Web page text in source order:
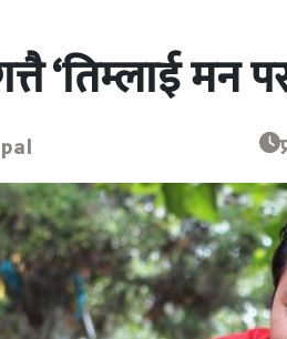
‘तिम्लाई मन